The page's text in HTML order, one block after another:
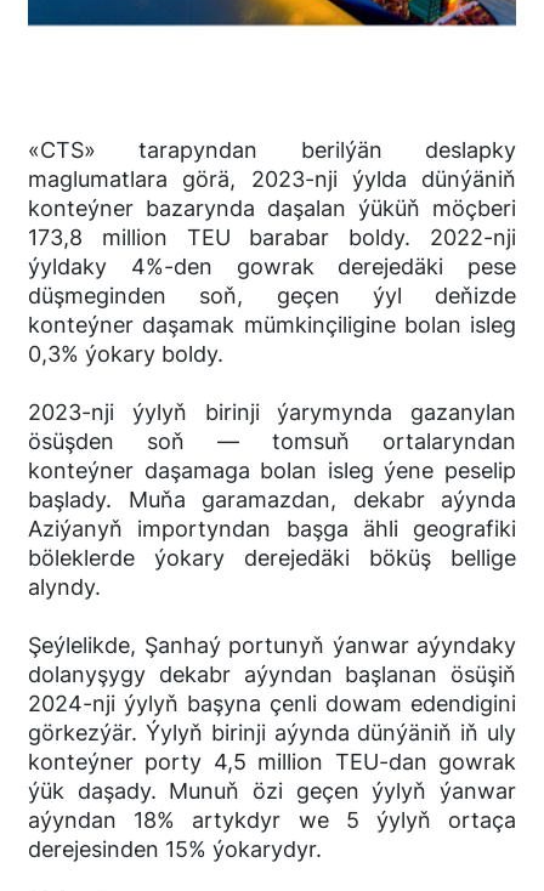
«CTS» tarapyndan berilýän deslapky
maglumatlara görä, 2023-nji ýylda dünýäniň
konteýner bazarynda daşalan ýüküň möçberi
173,8 million TEU barabar boldy. 2022-nji
ýyldaky 4%-den gowrak derejedäki pese
düşmeginden soň, geçen ýyl deňizde
konteýner daşamak mümkinçiligine bolan isleg
0,3% ýokary boldy.
2023-nji ýylyň birinji ýarymynda gazanylan
ösüşden soň — tomsuň ortalaryndan
konteýner daşamaga bolan isleg ýene peselip
başlady. Muňa garamazdan, dekabr aýynda
Aziýanyň importyndan başga ähli geografiki
böleklerde ýokary derejedäki böküş bellige
alyndy.
Şeýlelikde, Şanhaý portunyň ýanwar aýyndaky
dolanyşygy dekabr aýyndan başlanan ösüşiň
2024-nji ýylyň başyna çenli dowam edendigini
görkezýär. Ýylyň birinji aýynda dünýäniň iň uly
konteýner porty 4,5 million TEU-dan gowrak
ýük daşady. Munuň özi geçen ýylyň ýanwar
aýyndan 18% artykdyr we 5 ýylyň ortaça
derejesinden 15% ýokarydyr.